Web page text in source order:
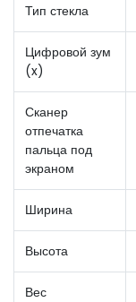
Тип стекла
Цифровой зум
(x)
Сканер
отпечатка
пальца под
экраном
Ширина
Высота
Вес